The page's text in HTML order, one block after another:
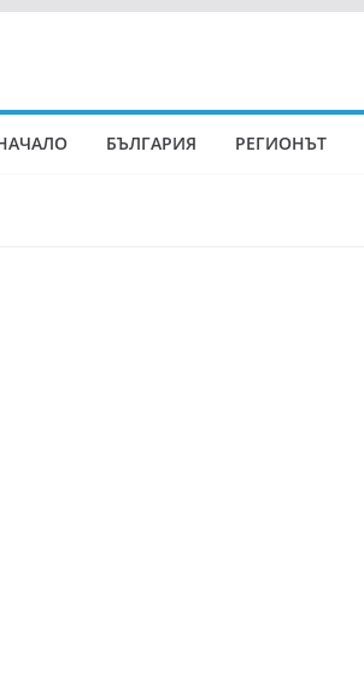
БЪЛГАРИЯ РЕГИОНЪТ